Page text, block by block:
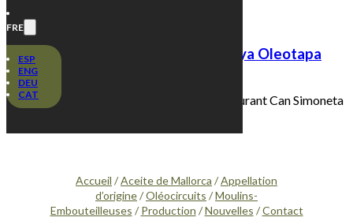
FRE
ESP
ENG
DEU
CAT
El cuiner Edgar Rodíguez guanya Oleotapa
Edgar Rodríguez del restaurant Can Simoneta
Accueil /Aceite de Mallorca /Appellation
d’origine/Oléocircuits /Moulins-
Embouteilleuses / Production /Nouvelles /Contact